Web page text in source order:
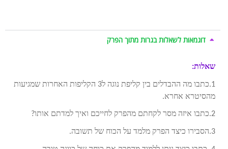
דוגמאות לשאלות בגרות מתוך הפרק
שאלות:
1.כתבו מה ההבדלים בין קליפת נוגה ל3 הקליפות האחרות שמגיעות
מהסיטרא אחרא.
2.כתבו איזה מסר לקחתם מהפרק לחייכם ואיך למדתם אותו?
3.הסבירו כיצד הפרק מלמד על הכוח של תשובה.